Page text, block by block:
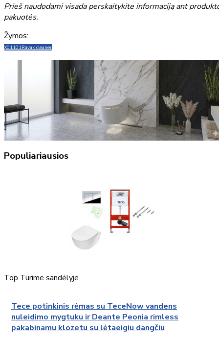
Prieš naudodami visada perskaitykite informaciją ant
pakuotės.
Žymos:
X01101Ravak cleaner
Populiariausios
Top Turime sandėlyje
Tece potinkinis rėmas su TeceNow vandens
nuleidimo mygtuku ir Deante Peonia rimless
pakabinamu klozetu su lėtaeigiu dangčiu